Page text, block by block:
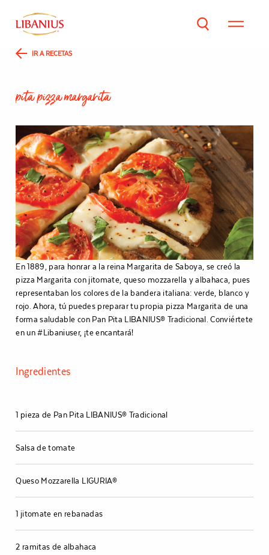
IR A RECETAS
pitapizzamargarita
En 1889, para honrar a la reina Margarita de Saboya, se creó la
pizza Margarita con jitomate, queso mozzarella y albahaca, pues
representaban los colores de la bandera italiana: verde, blanco y
rojo. Ahora, tú puedes preparar tu propia pizza Margarita de una
forma saludable con Pan Pita LIBANIUS® Tradicional. Conviértete
en un #Libaniuser, ¡te encantará!
Ingredientes
1 pieza de Pan Pita LIBANIUS® Tradicional
Salsa de tomate
Queso Mozzarella LIGURIA®
1 jitomate en rebanadas
2 ramitas de albahaca